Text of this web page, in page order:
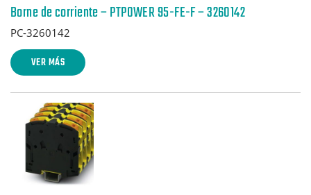
Borne de corriente – PTPOWER 95-FE-F – 3260142
PC-3260142
VER MÁS